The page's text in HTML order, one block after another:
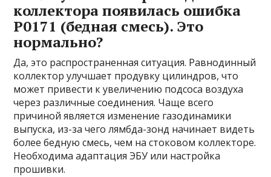
коллектора появилась ошибка
P0171 (бедная смесь). Это
нормально?
Да, это распространенная ситуация. Равнодинный
коллектор улучшает продувку цилиндров, что
может привести к увеличению подсоса воздуха
через различные соединения. Чаще всего
причиной является изменение газодинамики
выпуска, из-за чего лямбда-зонд начинает видеть
более бедную смесь, чем на стоковом коллекторе.
Необходима адаптация ЭБУ или настройка
прошивки.